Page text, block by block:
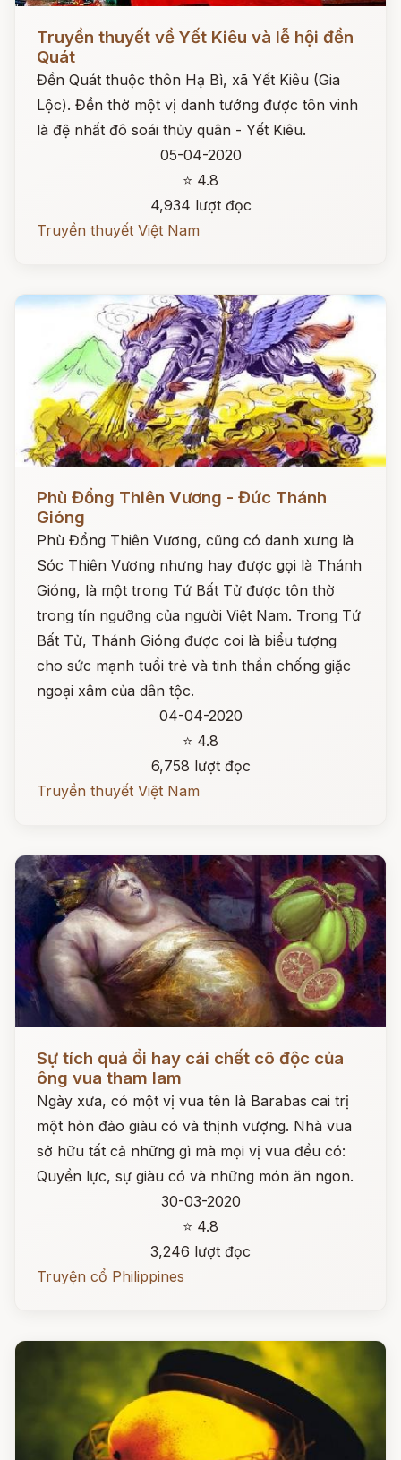
Đọc ngay
Truyền thuyết về Yết Kiêu và lễ hội đền
Quát
Đền Quát thuộc thôn Hạ Bì, xã Yết Kiêu (Gia
Lộc). Đền thờ một vị danh tướng được tôn vinh
là đệ nhất đô soái thủy quân - Yết Kiêu.
05-04-2020
⭐ 4.8
4,934 lượt đọc
Truyền thuyết Việt Nam
Phù Đổng Thiên Vương - Đức Thánh
Gióng
Phù Đổng Thiên Vương, cũng có danh xưng là
Sóc Thiên Vương nhưng hay được gọi là Thánh
Gióng, là một trong Tứ Bất Tử được tôn thờ
trong tín ngưỡng của người Việt Nam. Trong Tứ
Bất Tử, Thánh Gióng được coi là biểu tượng
cho sức mạnh tuổi trẻ và tinh thần chống giặc
ngoại xâm của dân tộc.
04-04-2020
⭐ 4.8
6,758 lượt đọc
Truyền thuyết Việt Nam
Sự tích quả ổi hay cái chết cô độc của
ông vua tham lam
Ngày xưa, có một vị vua tên là Barabas cai trị
một hòn đảo giàu có và thịnh vượng. Nhà vua
sở hữu tất cả những gì mà mọi vị vua đều có:
Quyền lực, sự giàu có và những món ăn ngon.
30-03-2020
⭐ 4.8
3,246 lượt đọc
Truyện cổ Philippines